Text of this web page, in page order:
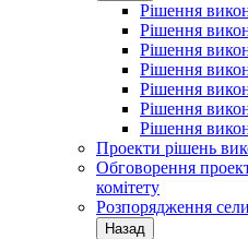
Рішення
Рішення
Рішення
Рішення
Рішення
Рішення
Рішення
Проекти рішень
Обговорення
комітету
Розпорядження
Назад